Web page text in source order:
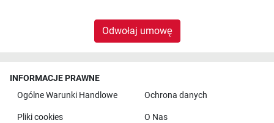
Odwołaj umowę
INFORMACJE PRAWNE
Ogólne Warunki Handlowe
Ochrona danych
Pliki cookies O Nas